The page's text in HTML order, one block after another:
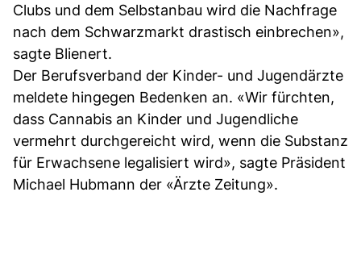
Clubs und dem Selbstanbau wird die Nachfrage
nach dem Schwarzmarkt drastisch einbrechen»,
sagte Blienert.
Der Berufsverband der Kinder- und Jugendärzte
meldete hingegen Bedenken an. «Wir fürchten,
dass Cannabis an Kinder und Jugendliche
vermehrt durchgereicht wird, wenn die Substanz
für Erwachsene legalisiert wird», sagte Präsident
Michael Hubmann der «Ärzte Zeitung».